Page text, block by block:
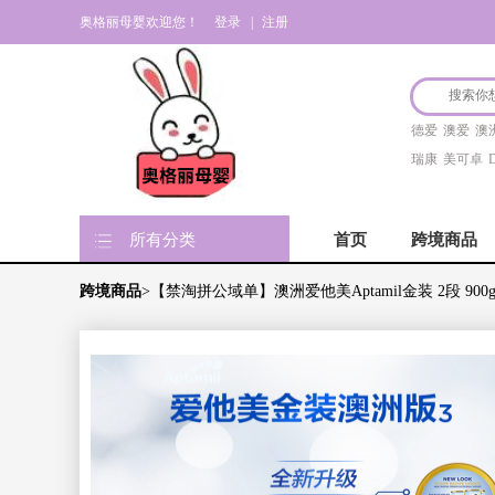
奥格丽母婴欢迎您！ 登录 注册
德爱 澳爱 澳
瑞康 美可卓
所有分类 首页 跨境商品
跨境商品>【禁淘拼公域单】澳洲爱他美Aptamil金装 2段